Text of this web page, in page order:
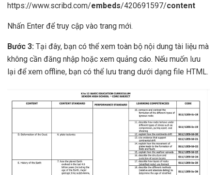
https://www.scribd.com/embeds/420691597/content
Nhấn Enter để truy cập vào trang mới.
Bước 3: Tại đây, bạn có thể xem toàn bộ nội dung tài liệu mà
không cần đăng nhập hoặc xem quảng cáo. Nếu muốn lưu
lại để xem offline, bạn có thể lưu trang dưới dạng file HTML.